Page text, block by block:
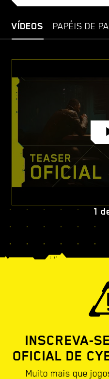
VÍDEOS PAPÉIS DE
1
INSCREVA-
OFICIAL DE
Muito mais que